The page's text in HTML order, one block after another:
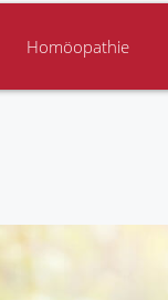
Homöopathie